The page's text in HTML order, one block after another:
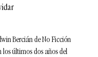
Bercián de No Ficción
los últimos dos años del